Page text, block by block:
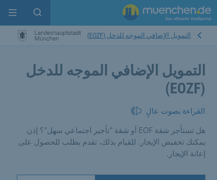
search
التمويل الإضافي الموجه للدخل (EOZF)
التمويل الإضافي الموجه للدخل
(EOZF)
القراءة بصوت عالٍ
هل تستأجر شقة EOF أو شقة "تأجير اجتماعي سهل"؟ إذن
يمكنك تخفيض الإيجار. للقيام بذلك، تقدم بطلب للحصول على
إعانة الإيجار.